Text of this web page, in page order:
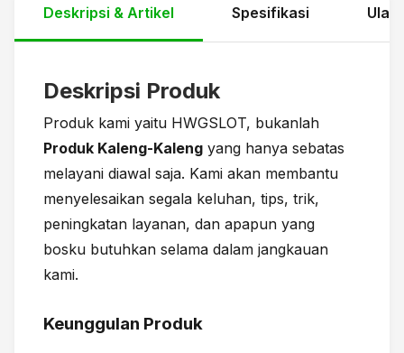
Deskripsi & Artikel Spesifikasi
Deskripsi Produk
Produk kami yaitu HWGSLOT, bukanlah
Produk Kaleng-Kaleng yang hanya sebatas
melayani diawal saja. Kami akan membantu
menyelesaikan segala keluhan, tips, trik,
peningkatan layanan, dan apapun yang
bosku butuhkan selama dalam jangkauan
kami.
Keunggulan Produk